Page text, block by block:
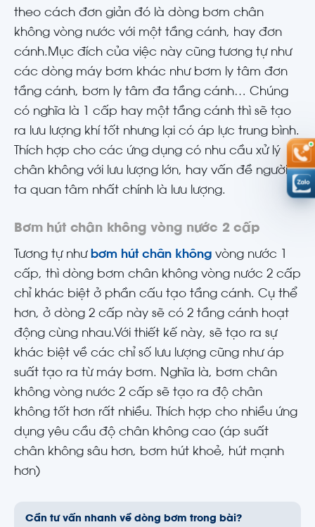
theo cách đơn giản đó là dòng bơm chân
không vòng nước với một tầng cánh, hay đơn
cánh.Mục đích của việc này cũng tương tự như
các dòng máy bơm khác như bơm ly tâm đơn
tầng cánh, bơm ly tâm đa tầng cánh… Chúng
có nghĩa là 1 cấp hay một tầng cánh thì sẽ tạo
ra lưu lượng khí tốt nhưng lại có áp lực trung bình.
Thích hợp cho các ứng dụng có nhu cầu xử lý
chân không với lưu lượng lớn, hay vấn đề người
ta quan tâm nhất chính là lưu lượng.
Bơm hút chân không vòng nước 2 cấp
Tương tự như bơm hút chân không vòng nước 1
cấp, thì dòng bơm chân không vòng nước 2 cấp
chỉ khác biệt ở phần cấu tạo tầng cánh. Cụ thể
hơn, ở dòng 2 cấp này sẽ có 2 tầng cánh hoạt
động cùng nhau.Với thiết kế này, sẽ tạo ra sự
khác biệt về các chỉ số lưu lượng cũng như áp
suất tạo ra từ máy bơm. Nghĩa là, bơm chân
không vòng nước 2 cấp sẽ tạo ra độ chân
không tốt hơn rất nhiều. Thích hợp cho nhiều ứng
dụng yêu cầu độ chân không cao (áp suất
chân không sâu hơn, bơm hút khoẻ, hút mạnh
hơn)
Cần tư vấn nhanh về dòng bơm trong bài?